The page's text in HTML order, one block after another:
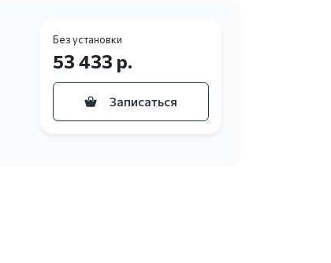
Без установки
53 433 р.
Записаться